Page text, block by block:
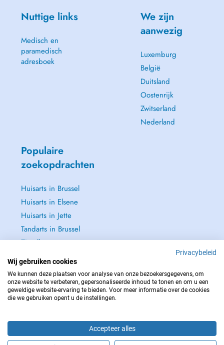
Nuttige links
Medisch en
paramedisch
adresboek
We zijn
aanwezig
Luxemburg
België
Duitsland
Oostenrijk
Zwitserland
Nederland
Populaire
zoekopdrachten
Huisarts in Brussel
Huisarts in Elsene
Huisarts in Jette
Tandarts in Brussel
Zie alle →
NEEM IN GEVAL VAN NOOD CONTACT OP MET : 112
Privacybeleid
Wij gebruiken cookies
We kunnen deze plaatsen voor analyse van onze bezoekersgegevens, om
onze website te verbeteren, gepersonaliseerde inhoud te tonen en om u een
geweldige website-ervaring te bieden. Voor meer informatie over de cookies
die we gebruiken opent u de instellingen.
Accepteer alles